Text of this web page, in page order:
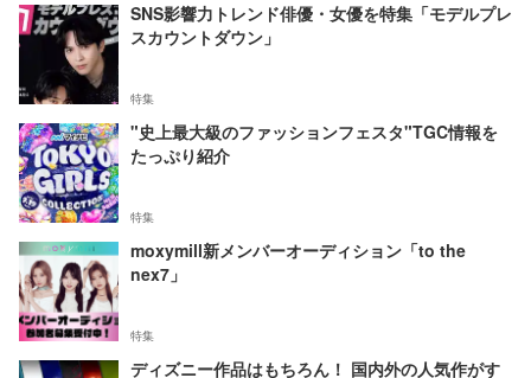
SNS影響力トレンド俳優・女優を特集「モデルプレ
スカウントダウン」
特集
"史上最大級のファッションフェスタ"TGC情報を
たっぷり紹介
特集
moxymill新メンバーオーディション「to the
nex7」
特集
ディズニー作品はもちろん！ 国内外の人気作がす